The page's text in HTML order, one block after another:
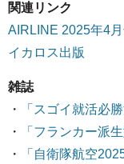
関連リンク
AIRLINE 2025年4
イカロス出版
雑誌
・
「スゴイ就活必
・
「フランカー派
・
「自衛隊航空